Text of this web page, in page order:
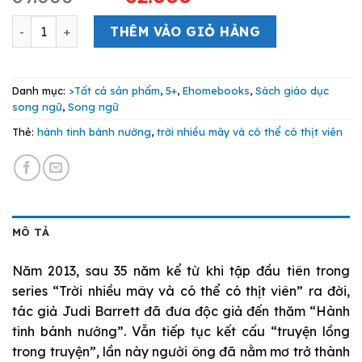
gốc
là:
69.000 VND.
hiện
tại
là:
62.000 VND.
Trời Nhiều Mây Và Có Thể Có Thịt Viên 2 - Hành Tinh
THÊM VÀO GIỎ HÀNG
Danh mục: >Tất cả sản phẩm, 5+, Ehomebooks, Sách giáo dục
song ngữ, Song ngữ
Thẻ: hành tinh bánh nướng, trời nhiều mây và có thể có thịt viên
MÔ TẢ
Năm 2013, sau 35 năm kể từ khi tập đầu tiên trong
series “Trời nhiều mây và có thể có thịt viên” ra đời,
tác giả Judi Barrett đã đưa độc giả đến thăm “Hành
tinh bánh nướng”. Vẫn tiếp tục kết cấu “truyện lồng
trong truyện”, lần này người ông đã nằm mơ trở thành